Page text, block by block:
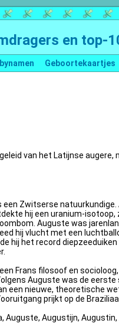
en top-
Geboortekaartjes
van het Latijnse augere,
een Zwitserse
hij een uranium-
Auguste was
hij vlucht met een
hij het record
Frans filosoof en
Auguste was de
een nieuwe, theoretische
prijkt op de
Auguste, Augustijn, Augustin,